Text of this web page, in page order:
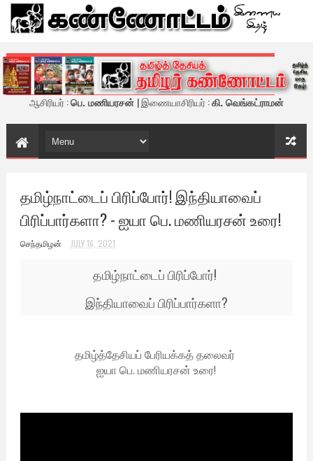
கண்ணோட்டம் - இணைய இதழ்
ஆசிரியர் :பெ. மணியரசன் | இணையாசிரியர் :கி. வெங்கட்ராமன்
தமிழ்நாட்டைப் பிரிப்போர்! இந்தியாவைப்
பிரிப்பார்களா? - ஐயா பெ. மணியரசன் உரை!
செந்தமிழன் JULY 16, 2021
தமிழ்நாட்டைப் பிரிப்போர்!
இந்தியாவைப் பிரிப்பார்களா?
தமிழ்த்தேசியப் பேரியக்கத் தலைவர்
ஐயா பெ. மணியரசன் உரை!